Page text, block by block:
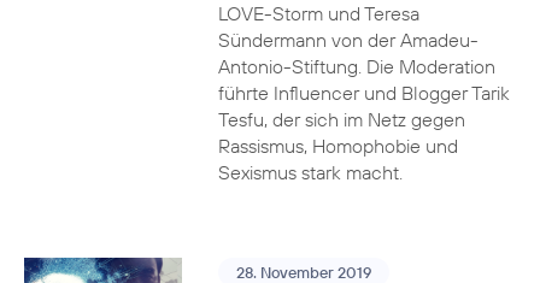
LOVE-Storm und Teresa
Sündermann von der Amadeu-
Antonio-Stiftung. Die Moderation
führte Influencer und Blogger Tarik
Tesfu, der sich im Netz gegen
Rassismus, Homophobie und
Sexismus stark macht.
28. November 2019